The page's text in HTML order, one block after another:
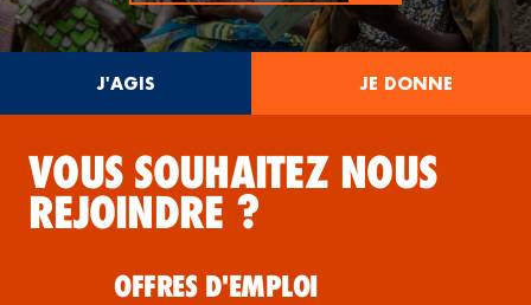
J'AGIS JE DONNE
VOUS SOUHAITEZ NOUS
REJOINDRE ?
OFFRES D'EMPLOI